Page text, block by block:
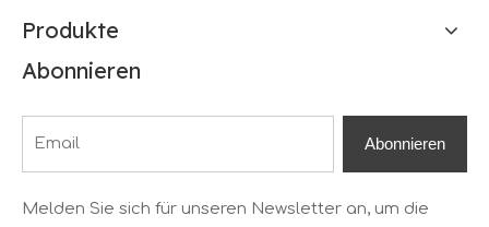
Produkte
Abonnieren
Abonnieren
Melden Sie sich für unseren Newsletter an, um die